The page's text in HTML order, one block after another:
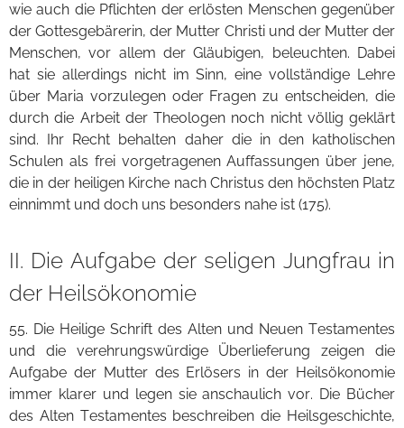
wie auch die Pflichten der erlösten Menschen gegenüber
der Gottesgebärerin, der Mutter Christi und der Mutter der
Menschen, vor allem der Gläubigen, beleuchten. Dabei
hat sie allerdings nicht im Sinn, eine vollständige Lehre
über Maria vorzulegen oder Fragen zu entscheiden, die
durch die Arbeit der Theologen noch nicht völlig geklärt
sind. Ihr Recht behalten daher die in den katholischen
Schulen als frei vorgetragenen Auffassungen über jene,
die in der heiligen Kirche nach Christus den höchsten Platz
einnimmt und doch uns besonders nahe ist (175).
II. Die Aufgabe der seligen Jungfrau in
der Heilsökonomie
55. Die Heilige Schrift des Alten und Neuen Testamentes
und die verehrungswürdige Überlieferung zeigen die
Aufgabe der Mutter des Erlösers in der Heilsökonomie
immer klarer und legen sie anschaulich vor. Die Bücher
des Alten Testamentes beschreiben die Heilsgeschichte,